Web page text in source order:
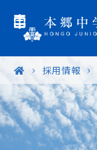
学園概要
教育の特色
採用情報